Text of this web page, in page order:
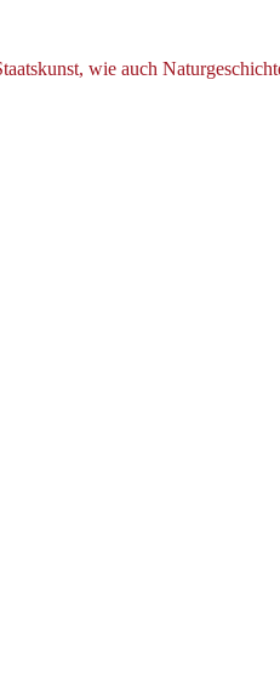
wie auch